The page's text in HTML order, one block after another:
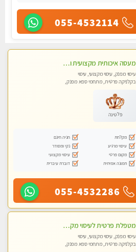
055-4532114
מעסה איכותית מקצועית ומפנקת מאוד- ללא מין !!!
עיסוי מפנק, עיסוי מקצועי, עיסוי
בקלניקה פרטית, מתחמי ספא מפנק,
פלטינה
מקלחת
חניה חינם
עיסוי מרגיע
נקי ומסודר
מקום פרטי
עיסוי מקצועי
תמונה אמיתית
דוברת עיברית
055-4532286
מטפלת פרטית לעיסוי מקצועי מפנק פרטי מאוד ללא מין !!!
עיסוי מפנק, עיסוי מקצועי, עיסוי
בקלניקה פרטית, מתחמי ספא מפנק,